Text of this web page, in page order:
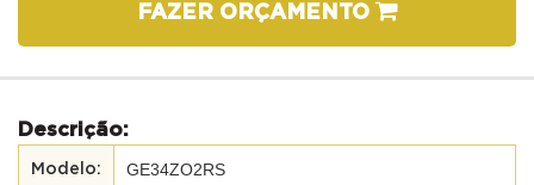
FAZER ORÇAMENTO
Descrição:
GE34ZO2RS